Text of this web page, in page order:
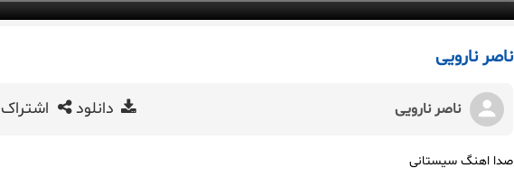
ناصر نارویی
ناصر نارویی دانلود اشتراک
صدا اهنگ سیستانی